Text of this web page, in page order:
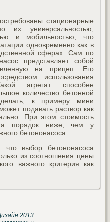
стационарные
их универсальностью,
и мобильностью, что
одновременно как в
сферах. Сам по
представляет собой
на прицеп. Его
использования
агрегат способен
количество бетонной
к примеру мини
подавать раствор как
При этом стоимость
на порядок ниже, чем у
бетононасоса.
что выбор бетононасоса
из соотношения цены
важного критерия как
2013